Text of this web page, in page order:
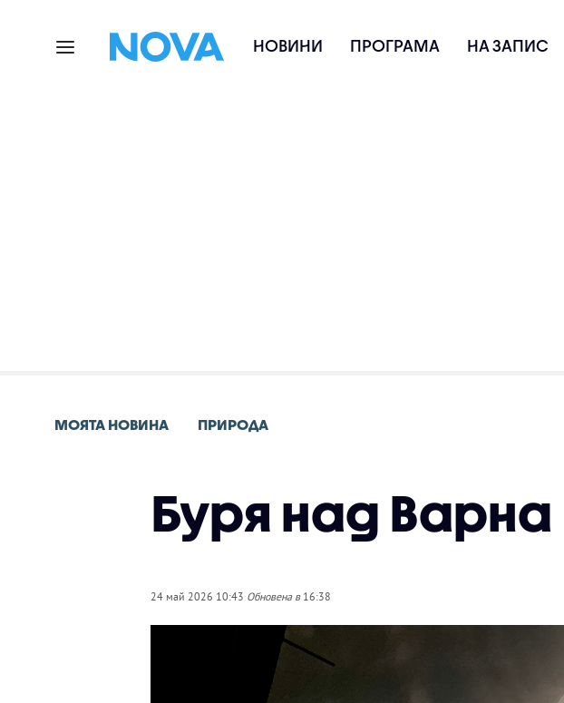
НОВИНИ ПРОГРАМА НА ЗАПИС
МОЯТА НОВИНА ПРИРОДА
Буря над Варна
24 май 2026 10:43 Обновена в16:38